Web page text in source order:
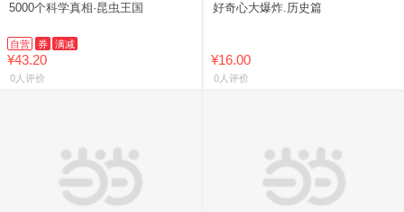
5000个科学真相·昆虫王国
自营 券 满减
¥43.20
0人评价
好奇心大爆炸.历史篇
¥16.00
0人评价